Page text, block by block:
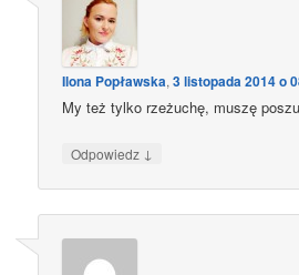
Ilona Popławska,3 listopada 2014 o
My też tylko rzeżuchę, muszę
Odpowiedz ↓